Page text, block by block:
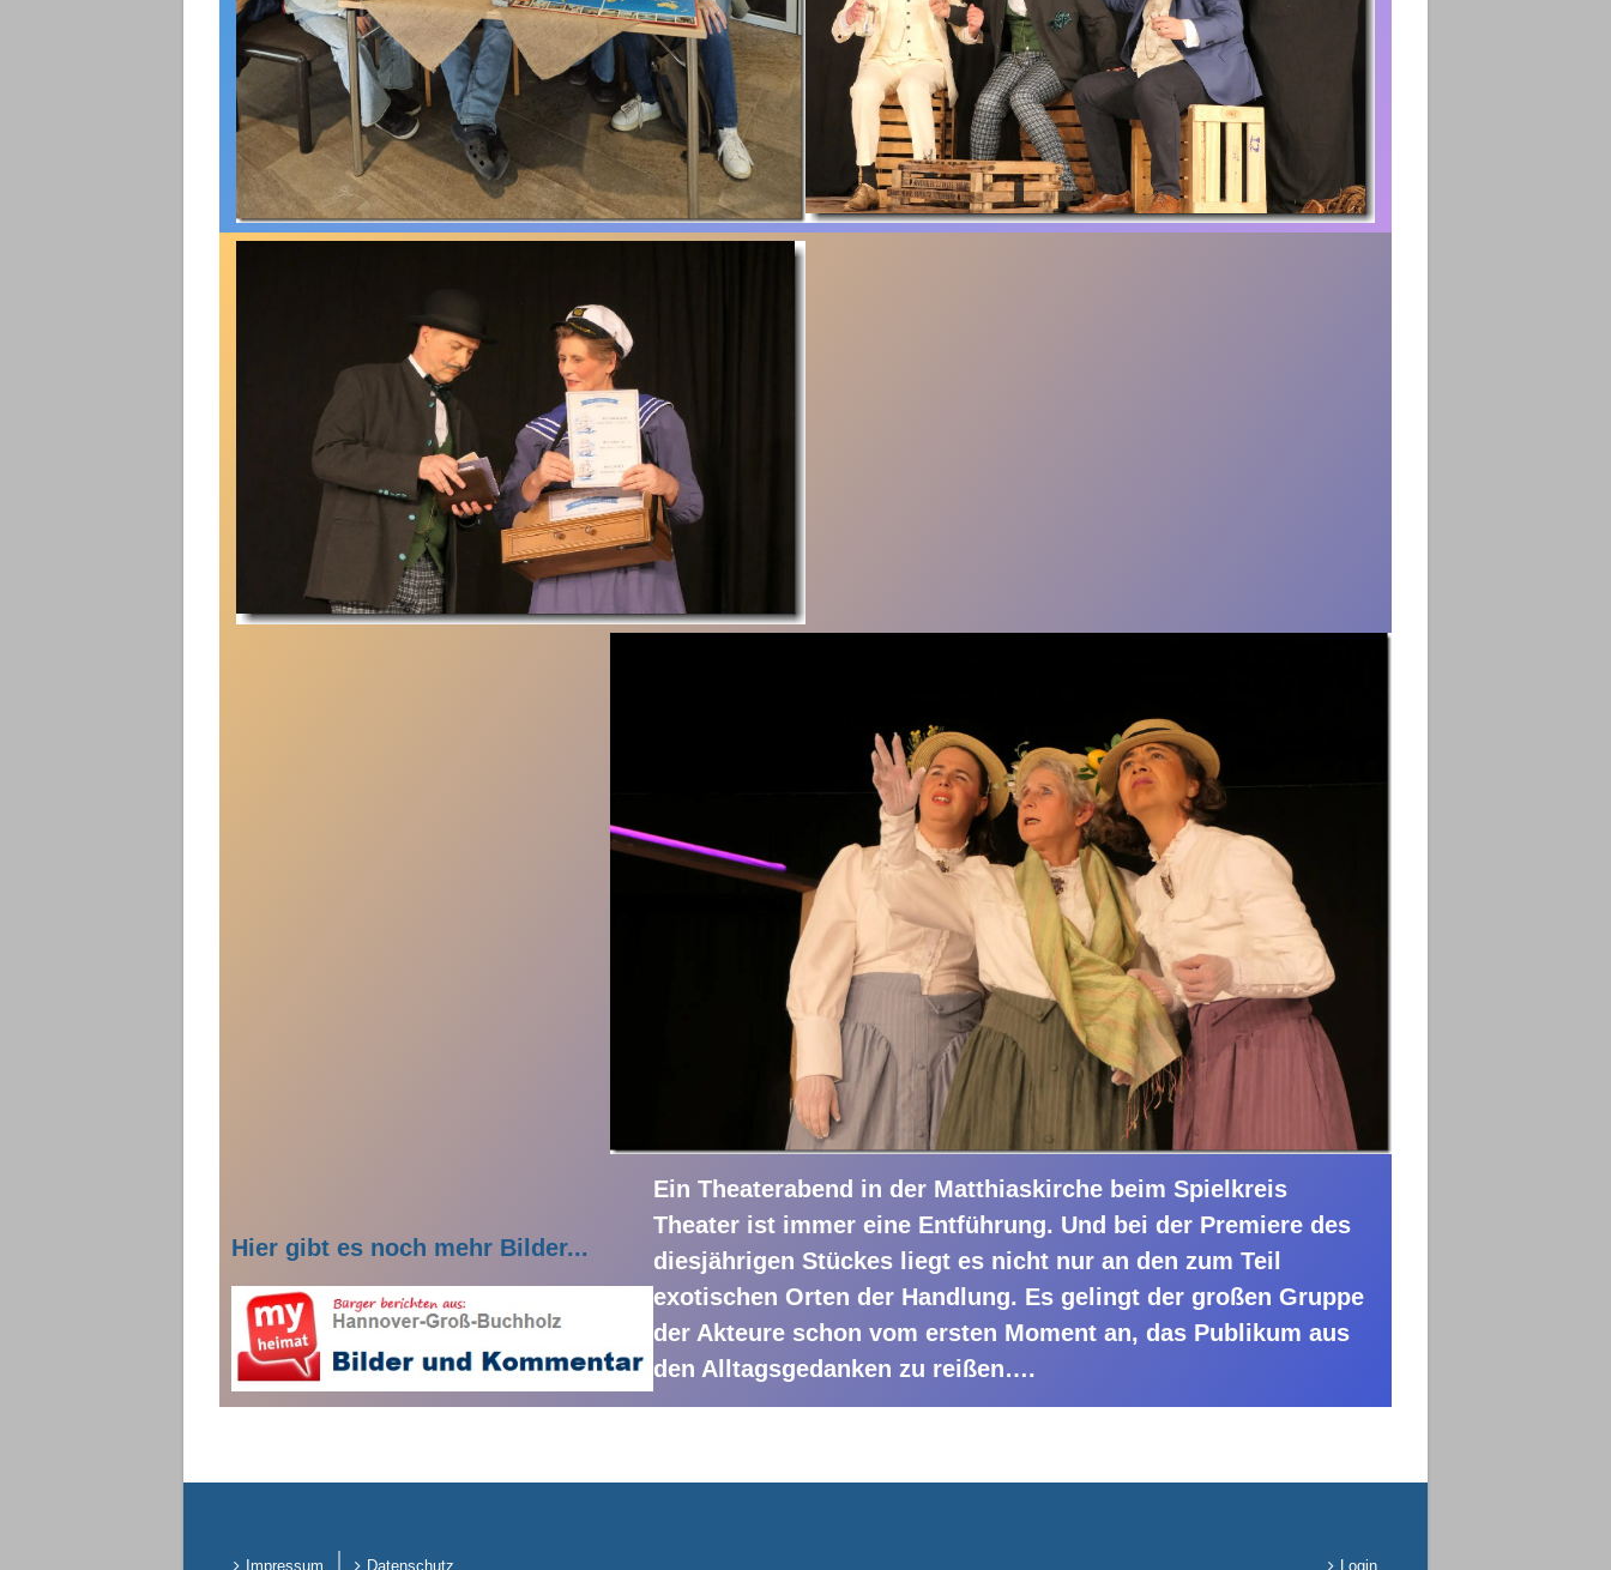
Hier gibt es noch mehr Bilder...
Ein Theaterabend in der Matthiaskirche beim Spielkreis
Theater ist immer eine Entführung. Und bei der Premiere des
diesjährigen Stückes liegt es nicht nur an den zum Teil
exotischen Orten der Handlung. Es gelingt der großen Gruppe
der Akteure schon vom ersten Moment an, das Publikum aus
den Alltagsgedanken zu reißen….
Impressum Datenschutz Login